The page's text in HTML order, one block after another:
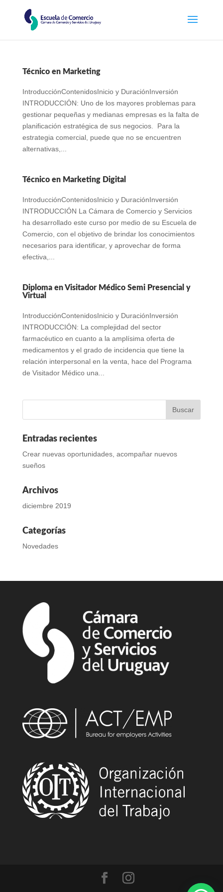
Técnico en Marketing
IntroducciónContenidosInicio y DuraciónInversión
INTRODUCCIÓN: Uno de los mayores problemas para
gestionar pequeñas y medianas empresas es la falta de
planificación estratégica de sus negocios. Para la
estrategia comercial, puede que no se encuentren
alternativas,...
Técnico en Marketing Digital
IntroducciónContenidosInicio y DuraciónInversión
INTRODUCCIÓN La Cámara de Comercio y Servicios
ha desarrollado este curso por medio de su Escuela de
Comercio, con el objetivo de brindar los conocimientos
necesarios para identificar, y aprovechar de forma
efectiva,...
Diploma en Visitador Médico Semi Presencial y
Virtual
IntroducciónContenidosInicio y DuraciónInversión
INTRODUCCIÓN: La complejidad del sector
farmacéutico en cuanto a la amplísima oferta de
medicamentos y el grado de incidencia que tiene la
relación interpersonal en la venta, hace del Programa
de Visitador Médico una...
Entradas recientes
Crear nuevas oportunidades, acompañar nuevos
sueños
Archivos
diciembre 2019
Categorías
Novedades